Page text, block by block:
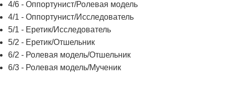
4/6 - Оппортунист/Ролевая модель
4/1 - Оппортунист/Исследователь
5/1 - Еретик/Исследователь
5/2 - Еретик/Отшельник
6/2 - Ролевая модель/Отшельник
6/3 - Ролевая модель/Мученик